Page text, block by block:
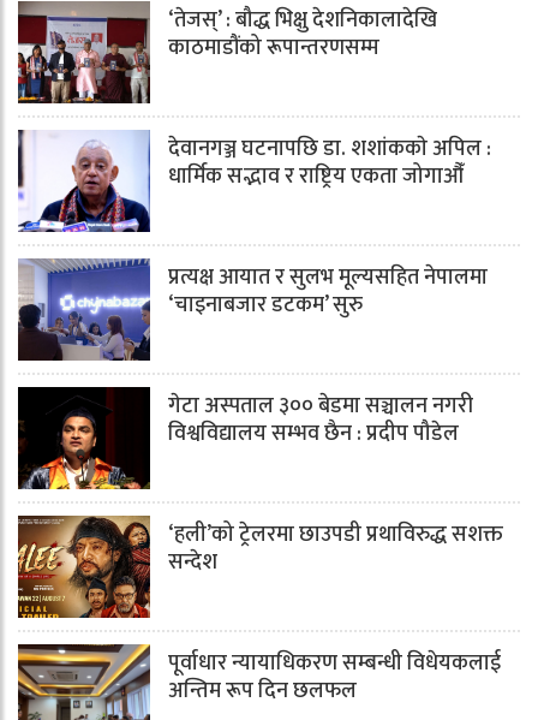
‘तेजस्’ : बौद्ध भिक्षु देशनिकालादेखि
काठमाडौंको रूपान्तरणसम्म
देवानगञ्ज घटनापछि डा. शशांककाे अपिल :
धार्मिक सद्भाव र राष्ट्रिय एकता जोगाऔँ
प्रत्यक्ष आयात र सुलभ मूल्यसहित नेपालमा
‘चाइनाबजार डटकम’ सुरु
गेटा अस्पताल ३०० बेडमा सञ्चालन नगरी
विश्वविद्यालय सम्भव छैन : प्रदीप पौडेल
‘हली’को ट्रेलरमा छाउपडी प्रथाविरुद्ध सशक्त
सन्देश
पूर्वाधार न्यायाधिकरण सम्बन्धी विधेयकलाई
अन्तिम रूप दिन छलफल